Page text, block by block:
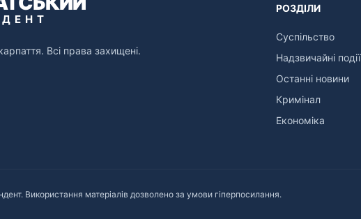
Всі права захищені.
РОЗДІЛИ
Суспільство
Надзвичайні події
Останні новини
Кримінал
Економіка
Використання матеріалів дозволено за умови гіперпосилання.